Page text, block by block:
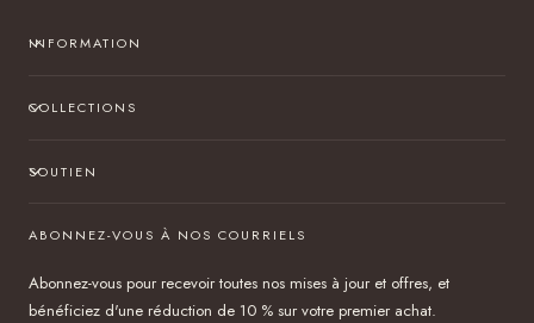
INFORMATION
COLLECTIONS
SOUTIEN
ABONNEZ-VOUS À NOS COURRIELS
Abonnez-vous pour recevoir toutes nos mises à jour et offres, et
bénéficiez d'une réduction de 10 % sur votre premier achat.